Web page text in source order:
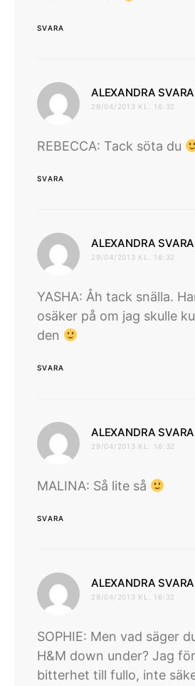
SVARA
ALEXANDRA
29/04/2013 KL. 16:32
REBECCA: Tack söta du
SVARA
ALEXANDRA
29/04/2013 KL. 16:32
YASHA: Åh tack snälla.
osäker på om jag skulle
den
SVARA
ALEXANDRA
29/04/2013 KL. 16:32
MALINA: Så lite så
SVARA
ALEXANDRA
29/04/2013 KL. 16:32
SOPHIE: Men vad säger
H&M down under? Jag
bitterhet till fullo, inte